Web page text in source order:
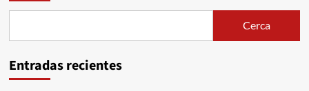
Cerca
Entradas recientes